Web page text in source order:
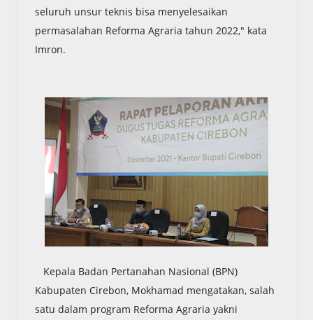
seluruh unsur teknis bisa menyelesaikan
permasalahan Reforma Agraria tahun 2022," kata
Imron.
Kepala Badan Pertanahan Nasional (BPN)
Kabupaten Cirebon, Mokhamad mengatakan, salah
satu dalam program Reforma Agraria yakni